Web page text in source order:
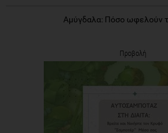
Αμύγδαλα: Πόσο ωφελούν
Προβολή